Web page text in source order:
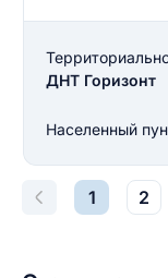
ДНТ Горизонт
Населенный
1 2
Введите
Введите